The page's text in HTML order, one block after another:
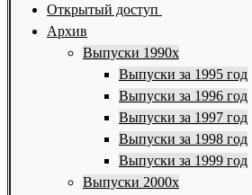
Открытый доступ
Архив
Выпуски 1990х
Выпуски за 1995 год
Выпуски за 1996 год
Выпуски за 1997 год
Выпуски за 1998 год
Выпуски за 1999 год
Выпуски 2000х